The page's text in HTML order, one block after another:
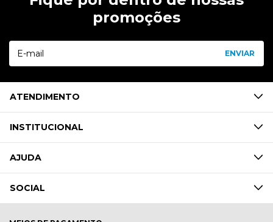
promoções
ATENDIMENTO
INSTITUCIONAL
AJUDA
SOCIAL